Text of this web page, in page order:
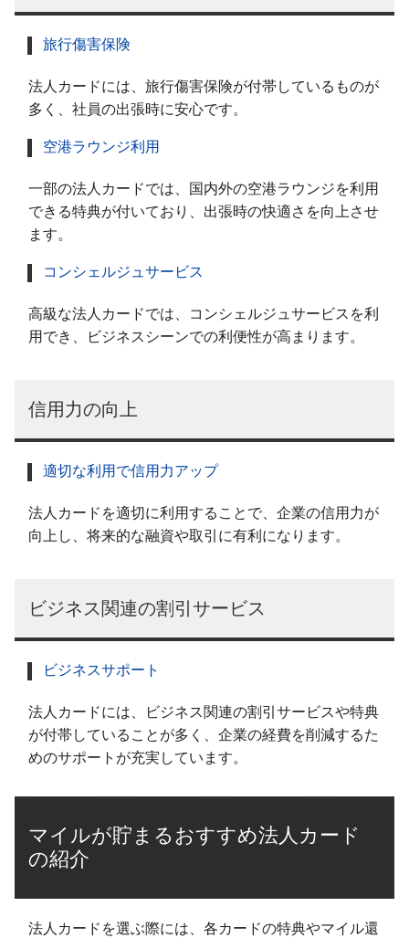
旅行傷害保険
法人カードには、旅行傷害保険が付帯しているものが
多く、社員の出張時に安心です。
空港ラウンジ利用
一部の法人カードでは、国内外の空港ラウンジを利用
できる特典が付いており、出張時の快適さを向上させ
ます。
コンシェルジュサービス
高級な法人カードでは、コンシェルジュサービスを利
用でき、ビジネスシーンでの利便性が高まります。
信用力の向上
適切な利用で信用力アップ
法人カードを適切に利用することで、企業の信用力が
向上し、将来的な融資や取引に有利になります。
ビジネス関連の割引サービス
ビジネスサポート
法人カードには、ビジネス関連の割引サービスや特典
が付帯していることが多く、企業の経費を削減するた
めのサポートが充実しています。
マイルが貯まるおすすめ法人カード
の紹介
法人カードを選ぶ際には、各カードの特典やマイル還